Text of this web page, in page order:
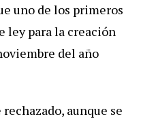
uno de los primeros
ley para la creación
del año
aunque se